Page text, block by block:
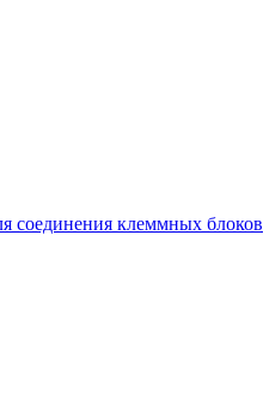
соединения клеммных блоков